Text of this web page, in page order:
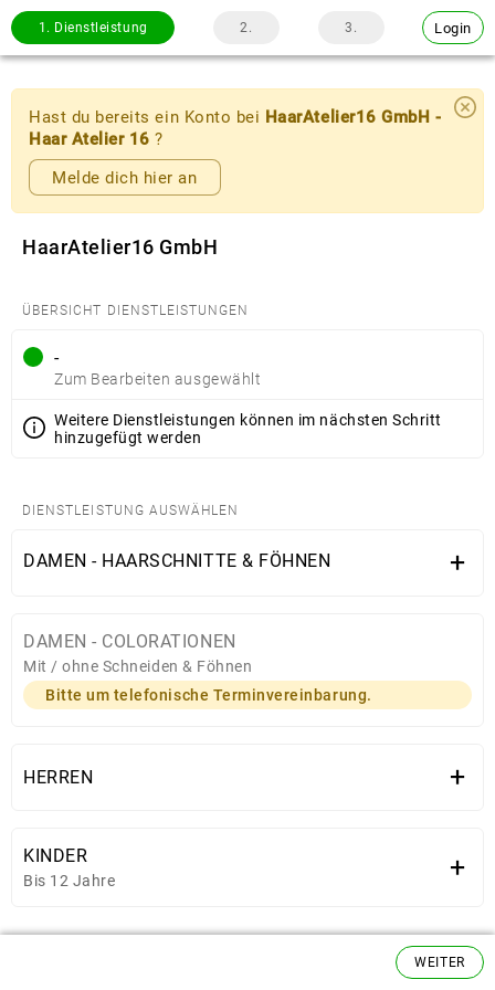
1. Dienstleistung 2. 3. Login
Hast du bereits ein Konto bei HaarAtelier16 GmbH -
Haar Atelier 16?
Melde dich hier an
HaarAtelier16 GmbH
ÜBERSICHT DIENSTLEISTUNGEN
-
Zum Bearbeiten ausgewählt
Weitere Dienstleistungen können im nächsten Schritt
hinzugefügt werden
DIENSTLEISTUNG AUSWÄHLEN
DAMEN - HAARSCHNITTE & FÖHNEN +
DAMEN - COLORATIONEN
Mit / ohne Schneiden & Föhnen
Bitte um telefonische Terminvereinbarung.
HERREN +
KINDER
Bis 12 Jahre +
WEITER